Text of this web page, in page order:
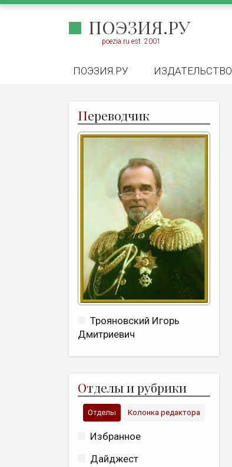
ПОЭЗИЯ.РУ
poezia.ru est. 2001
ПОЭЗИЯ.РУ ИЗДАТЕЛЬСТВО
Переводчик
Трояновский Игорь
Дмитриевич
Отделы и рубрики
Отделы Колонка редактора
Избранное
Дайджест